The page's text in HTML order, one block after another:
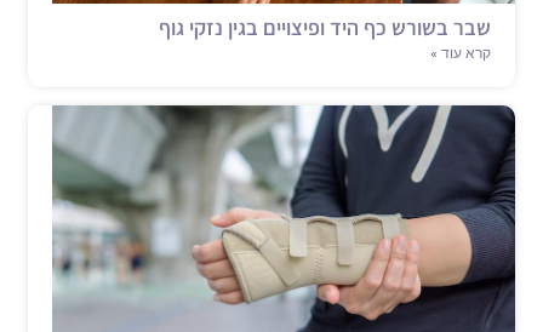
שבר בשורש כף היד ופיצויים בגין נזקי גוף
קרא עוד »